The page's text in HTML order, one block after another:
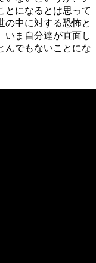
とになるとは思って
の中に対する恐怖と
いま自分達が直面し
んでもないことにな